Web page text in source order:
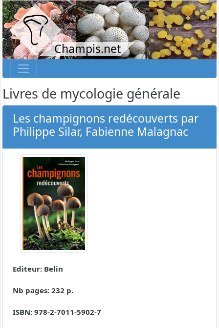
Champis.net
Livres de mycologie générale
Les champignons redécouverts par
Philippe Silar, Fabienne Malagnac
Editeur: Belin
Nb pages: 232 p.
ISBN: 978-2-7011-5902-7